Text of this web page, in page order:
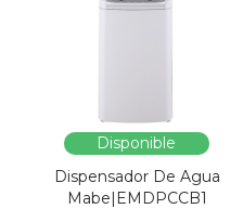
Disponible
Dispensador De Agua
Mabe|EMDPCCB1